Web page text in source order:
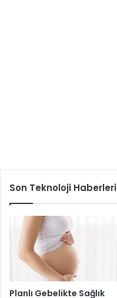
Son Teknoloji Haberleri
Planlı Gebelikte Sağlık